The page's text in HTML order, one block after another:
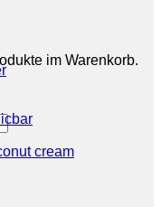
im Warenkorb.
cream